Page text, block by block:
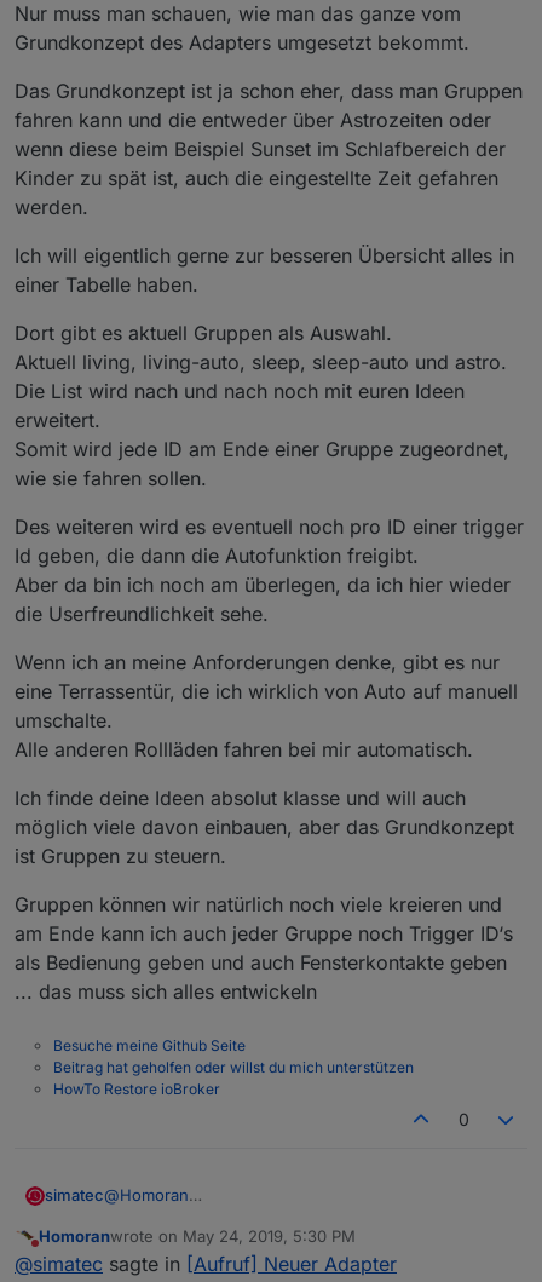
ioBroker.shuttercontrol:
Natürlich kann man das ganze individualisieren
stellt man diese Parameter nur einmal ein, und
wenn es dazu je Rolladen ein popup mit den
Einstellungen gibt, belibt die Tabelle auch
halbwegs übersichtlich.
und nochmals meine persönliche Meinung.
Der Adapter ergibt nur als Gesamtkunstwerk einen
Sinn
Nur muss man schauen, wie man das ganze vom
Grundkonzept des Adapters umgesetzt bekommt.
Das Grundkonzept ist ja schon eher, dass man Gruppen
fahren kann und die entweder über Astrozeiten oder
wenn diese beim Beispiel Sunset im Schlafbereich der
Kinder zu spät ist, auch die eingestellte Zeit gefahren
werden.
Ich will eigentlich gerne zur besseren Übersicht alles in
einer Tabelle haben.
Dort gibt es aktuell Gruppen als Auswahl.
Aktuell living, living-auto, sleep, sleep-auto und astro.
Die List wird nach und nach noch mit euren Ideen
erweitert.
Somit wird jede ID am Ende einer Gruppe zugeordnet,
wie sie fahren sollen.
Des weiteren wird es eventuell noch pro ID einer trigger
Id geben, die dann die Autofunktion freigibt.
Aber da bin ich noch am überlegen, da ich hier wieder
die Userfreundlichkeit sehe.
Wenn ich an meine Anforderungen denke, gibt es nur
eine Terrassentür, die ich wirklich von Auto auf manuell
umschalte.
Alle anderen Rollläden fahren bei mir automatisch.
Ich finde deine Ideen absolut klasse und will auch
möglich viele davon einbauen, aber das Grundkonzept
ist Gruppen zu steuern.
Gruppen können wir natürlich noch viele kreieren und
am Ende kann ich auch jeder Gruppe noch Trigger ID‘s
als Bedienung geben und auch Fensterkontakte geben
... das muss sich alles entwickeln
Besuche meine Github Seite
Beitrag hat geholfen oder willst du mich unterstützen
HowTo Restore ioBroker
0
simatec@Homoran
und auch deine Ideen sind klasse.
Nur muss man schauen, wie man das ganze vom
Das Grundkonzept ist ja schon eher, dass man
Gruppen fahren kann und die entweder über
Do not disturb
Homoranwrote on May 24, 2019, 5:30 PM
last edited by
@simatec sagte in [Aufruf] Neuer Adapter